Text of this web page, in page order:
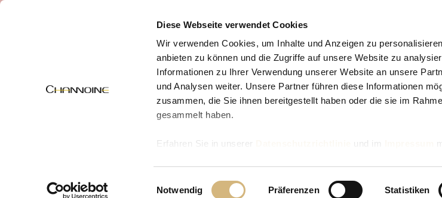
Diese Webseite verwendet Cookies
Wir verwenden Cookies, um Inhalte und Anzeigen zu
anbieten zu können und die Zugriffe auf unsere Website zu
Informationen zu Ihrer Verwendung unserer Website an unsere
und Analysen weiter. Unsere Partner führen diese Informationen
zusammen, die Sie ihnen bereitgestellt haben oder die sie im
gesammelt haben.
Erfahren Sie in unserer und im
Einwilligungsauswahl
Notwendig Präferenzen Statistiken